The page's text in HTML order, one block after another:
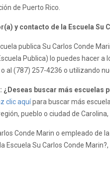
de Puerto Rico.
y contacto de la Escuela Su
publica Su Carlos Conde
Publica) lo puedes hacer
al (787) 257-4236 o utilizando
¿Deseas buscar más escuelas
clic aquípara buscar más
pueblo o ciudad de Carolina,
Conde Marin o empleado de
Escuela Su Carlos Conde Marin?,